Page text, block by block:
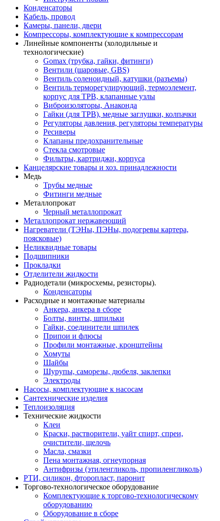
Конденсаторы
Кабель, провод
Камеры, панели, двери
Компрессоры, комплектующие к компрессорам
Линейные компоненты (холодильные и
технологические)
Gomax (трубка, гайки, фитинги)
Вентили (шаровые, GBS)
Вентиль соленоидный, катушки (разъемы)
Вентиль терморегулирующий, термоэлемент,
корпус для ТРВ, клапанные узлы
Виброизоляторы, Анаконда
Гайки (для ТРВ), медные заглушки, колпачки
Регуляторы давления, регуляторы температуры
Ресиверы
Клапаны предохранительные
Стекла смотровые
Фильтры, картриджи, корпуса
Канцелярские товары и хоз. принадлежности
Медь
Трубы медные
Фитинги медные
Металлопрокат
Черный металлопрокат
Металлопрокат нержавеющий
Нагреватели (ТЭНы, ПЭНы, подогревы картера,
поясковые)
Неликвидные товары
Подшипники
Прокладки
Отделители жидкости
Радиодетали (микросхемы, резисторы).
Конденсаторы
Расходные и монтажные материалы
Анкера, анкера в сборе
Болты, винты, шпильки
Гайки, соединители шпилек
Припои и флюсы
Профили монтажные, кронштейны
Хомуты
Шайбы
Шурупы, саморезы, дюбеля, заклепки
Электроды
Насосы, комплектующие к насосам
Сантехнические изделия
Теплоизоляция
Технические жидкости
Клеи
Краски, растворители, уайт спирт, спреи,
очистители, щелочь
Масла, смазки
Пена монтажная, огнеупорная
Антифризы (этиленгликоль, пропиленгликоль)
РТИ, силикон, фторопласт, паронит
Торгово-технологическое оборудование
Комплектующие к торгово-технологическому
оборудованию
Оборудование в сборе